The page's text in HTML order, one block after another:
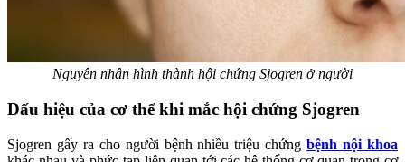
Nguyên nhân hình thành hội chứng Sjogren ở người
Dấu hiệu của cơ thể khi mắc hội chứng Sjogren
Sjogren gây ra cho người bệnh nhiều triệu chứngbệnh nội khoa